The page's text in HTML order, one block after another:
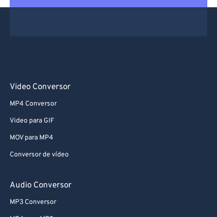
Video Conversor
MP4 Conversor
Video para GIF
MOV para MP4
Conversor de vídeo
Audio Conversor
MP3 Conversor